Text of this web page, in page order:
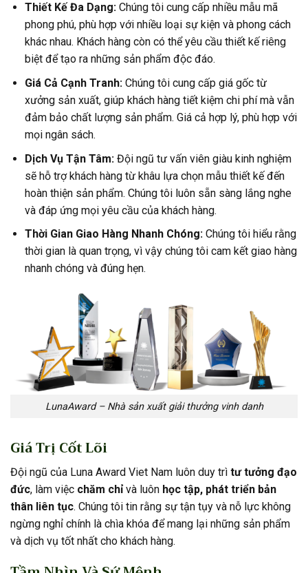
Thiết Kế Đa Dạng:Chúng tôi cung cấp nhiều mẫu mã
phong phú, phù hợp với nhiều loại sự kiện và phong cách
khác nhau. Khách hàng còn có thể yêu cầu thiết kế riêng
biệt để tạo ra những sản phẩm độc đáo.
Giá Cả Cạnh Tranh:Chúng tôi cung cấp giá gốc từ
xưởng sản xuất, giúp khách hàng tiết kiệm chi phí mà vẫn
đảm bảo chất lượng sản phẩm. Giá cả hợp lý, phù hợp với
mọi ngân sách.
Dịch Vụ Tận Tâm:Đội ngũ tư vấn viên giàu kinh nghiệm
sẽ hỗ trợ khách hàng từ khâu lựa chọn mẫu thiết kế đến
hoàn thiện sản phẩm. Chúng tôi luôn sẵn sàng lắng nghe
và đáp ứng mọi yêu cầu của khách hàng.
Thời Gian Giao Hàng Nhanh Chóng:Chúng tôi hiểu rằng
thời gian là quan trọng, vì vậy chúng tôi cam kết giao hàng
nhanh chóng và đúng hẹn.
LunaAward – Nhà sản xuất giải thưởng vinh danh
Giá Trị Cốt Lõi
Đội ngũ của Luna Award Viet Nam luôn duy trì tư tưởng đạo
đức, làm việc chăm chỉvà luôn học tập, phát triển bản
thân liên tục. Chúng tôi tin rằng sự tận tụy và nỗ lực không
ngừng nghỉ chính là chìa khóa để mang lại những sản phẩm
và dịch vụ tốt nhất cho khách hàng.